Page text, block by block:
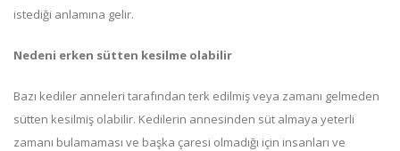
istediği anlamına gelir.
Nedeni erken sütten kesilme olabilir
Bazı kediler anneleri tarafından terk edilmiş veya zamanı gelmeden
sütten kesilmiş olabilir. Kedilerin annesinden süt almaya yeterli
zamanı bulamaması ve başka çaresi olmadığı için insanları ve